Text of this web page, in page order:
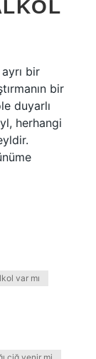
bir
bir
duyarlı
herhangi
var mı